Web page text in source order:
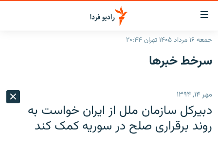
لینک‌های
قابلیت
دسترسی
بازگشت
اصلی
رفتن
صفحه
ایران
انتخاب کنید و بشنوید
پادکست
جمعه ۱۶ مرداد ۱۴۰۵ تهران ۲۰:۴۴
سرخط‌ خبرها
مهر ۱۴, ۱۳۹۴
دبیرکل سازمان ملل از ایران خواست به
روند برقراری صلح در سوریه کمک کند